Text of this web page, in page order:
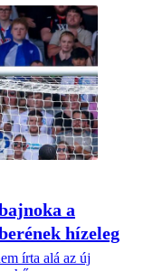
a
hízeleg
írta alá az új